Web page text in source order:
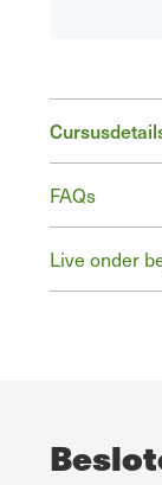
FAQs
Live onder